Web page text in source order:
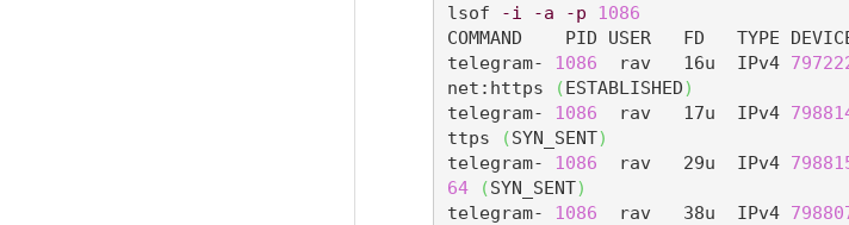
lsof -i -a -p
1086
COMMAND    PID USER   FD   TYPE
telegram- 1086
  rav   16u  IPv4
net:https
(ESTABLISHED)
telegram- 1086
  rav   17u  IPv4
ttps
(SYN_SENT)
telegram- 1086
  rav   29u  IPv4
64
(SYN_SENT)
telegram- 1086
  rav   38u  IPv4